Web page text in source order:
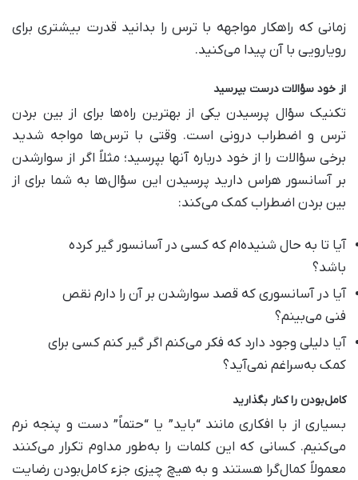
زمانی که راهکار مواجهه با ترس را بدانید قدرت بیشتری برای
رویارویی با آن پیدا می‌کنید.
از خود سؤالات درست بپرسید
تکنیک سؤال پرسیدن یکی از بهترین راه‌ها برای از بین بردن
ترس و اضطراب درونی است. وقتی با ترس‌ها مواجه شدید
برخی سؤالات را از خود درباره آنها بپرسید؛ مثلاً اگر از سوارشدن
بر آسانسور هراس دارید پرسیدن این سؤال‌ها به شما برای از
بین بردن اضطراب کمک می‌کند:
آیا تا به حال شنیده‌ام که کسی در آسانسور گیر کرده
باشد؟
آیا در آسانسوری که قصد سوارشدن بر آن را دارم نقص
فنی می‌بینم؟
آیا دلیلی وجود دارد که فکر می‌کنم اگر گیر کنم کسی برای
کمک به‌سراغم نمی‌آید؟
کامل‌بودن را کنار بگذارید
بسیاری از با افکاری مانند “باید” یا “حتماً” دست و پنجه نرم
می‌کنیم. کسانی که این کلمات را به‌طور مداوم تکرار می‌کنند
معمولاً کمال‌گرا هستند و به هیچ چیزی جزء کامل‌بودن رضایت